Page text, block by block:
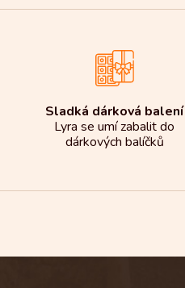
Sladká dárková balení
Lyra se umí zabalit do
dárkových balíčků